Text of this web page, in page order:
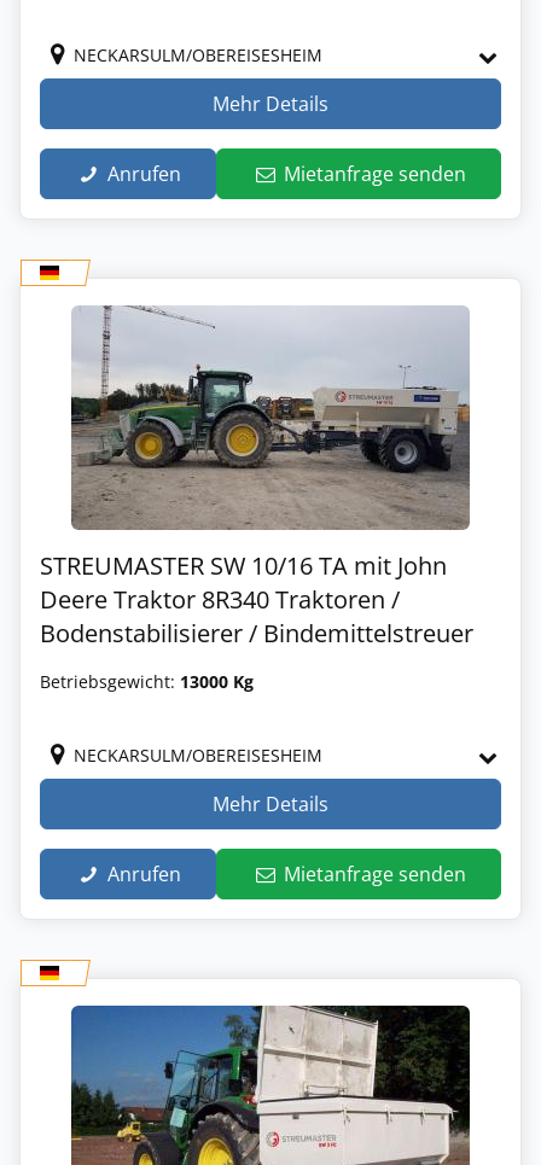
NECKARSULM/OBEREISESHEIM
Mehr Details
Anrufen Mietanfrage senden
STREUMASTER SW 10/16 TA mit John
Deere Traktor 8R340 Traktoren /
Bodenstabilisierer / Bindemittelstreuer
Betriebsgewicht: 13000 Kg
NECKARSULM/OBEREISESHEIM
Mehr Details
Anrufen Mietanfrage senden